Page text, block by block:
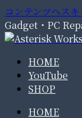
コンテンツへス
Gadget・PC
HOME
YouTube
SHOP
HOME